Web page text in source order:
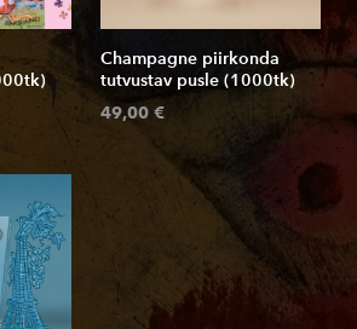
Champagne piirkonda
tutvustav pusle (1000tk)
49,00 €